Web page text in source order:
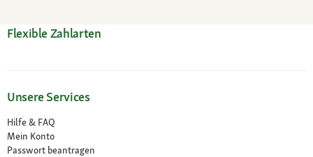
Flexible Zahlarten
Unsere Services
Hilfe & FAQ
Mein Konto
Passwort beantragen